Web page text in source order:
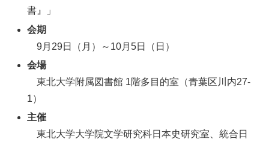
書』」
会期
9月29日（月）～10月5日（日）
会場
東北大学附属図書館 1階多目的室（青葉区川内27-
1）
主催
東北大学大学院文学研究科日本史研究室、統合日